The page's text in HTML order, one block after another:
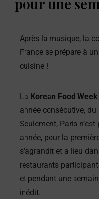
Après la musique, la
France se prépare à
cuisine !
La Korean Food Week
année consécutive, du
Seulement, Paris
année, pour la
s’agrandit et a lieu
restaurants
et pendant une
inédit.